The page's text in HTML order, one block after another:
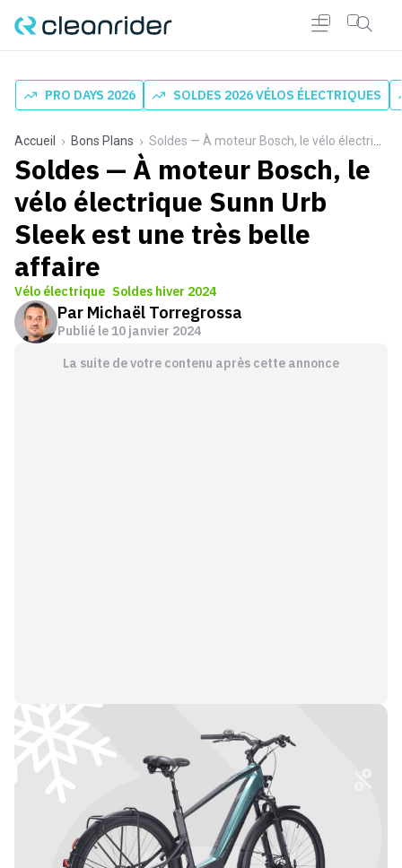
PRO DAYS 2026 SOLDES 2026 VÉLOS ÉLECTRIQUES
Accueil Bons Plans Soldes — À moteur Bosch, le vélo électrique Sunn Urb Sleek est une très belle affaire
Soldes — À moteur Bosch, le
vélo électrique Sunn Urb
Sleek est une très belle
affaire
Vélo électrique Soldes hiver 2024
Par Michaël Torregrossa
Publié le10 janvier 2024
La suite de votre contenu après cette annonce